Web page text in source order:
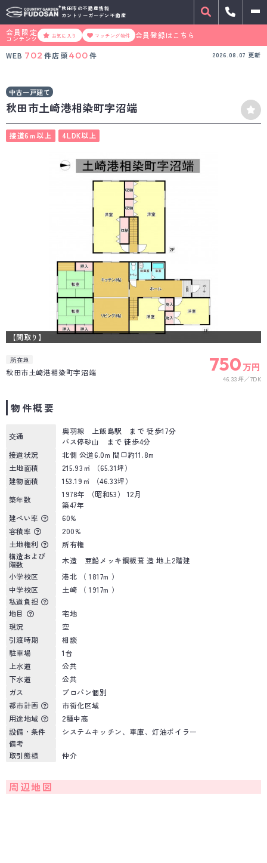
秋田市の不動産情報
カントリーガーデン不動産
会員限定
コンテンツ お気に入り マッチング物件
会員登録はこちら
WEB 702 件店頭400 件 2026.08.07 更新
中古一戸建て
秋田市土崎港相染町字沼端
接道6ｍ以上 4LDK以上
【間取り】
所在地
秋田市土崎港相染町字沼端 750万円
46.33坪 7DK
物件概要
交通
奥羽線 上飯島駅 まで 徒歩17分
バス停砂山 まで 徒歩4分
接道状況
北側 公道6.0m 間口約11.8m
土地面積
215.93㎡ （65.31坪）
建物面積
153.19㎡ （46.33坪）
築年数
1978年 （昭和53） 12月
築47年
建ぺい率
60%
容積率
200%
土地権利
所有権
構造および
階数
木造 亜鉛メッキ鋼板葺 造 地上2階建
小学校区
港北 （ 1817m ）
中学校区
土崎 （ 1917m ）
私道負担
地目
宅地
現況
空
引渡時期
相談
駐車場
1台
上水道
公共
下水道
公共
ガス
プロパン個別
都市計画
市街化区域
用途地域
2種中高
設備・条件
システムキッチン、車庫、灯油ボイラー
備考
取引態様
仲介
周辺地図